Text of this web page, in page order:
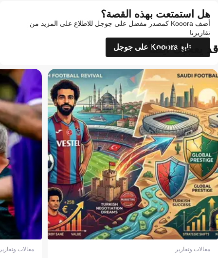
هل استمتعت بهذه القصة؟
أضف Kooora كمصدر مفضل على جوجل للاطلاع على المزيد من
تقاريرنا
تابع Kooora على جوجل
قد يعجبك أيضاً
مقالات وتقارير مقالات